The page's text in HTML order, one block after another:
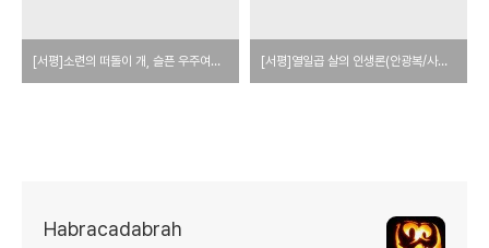
[서평]소련의 떠돌이 개, 슬픈 우주여행 떠나다 [서평]열일곱 살의 인생론(안광복/사계절)
Habracadabrah